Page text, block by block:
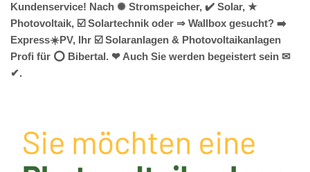
Kundenservice! Nach ✺ Stromspeicher, ✔️ Solar, ★
Photovoltaik, ☑️ Solartechnik oder ⇒ Wallbox gesucht? ➡️
Express☀️PV️, Ihr ☑️ Solaranlagen & Photovoltaikanlagen
Profi für ⭕ Bibertal. ❤ Auch Sie werden begeistert sein ✉
✔.